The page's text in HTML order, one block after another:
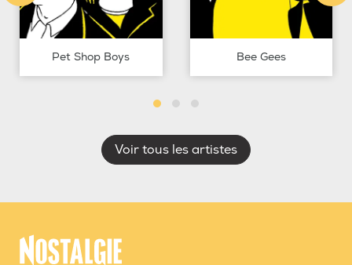
Pet Shop Boys Bee Gees
Voir tous les artistes